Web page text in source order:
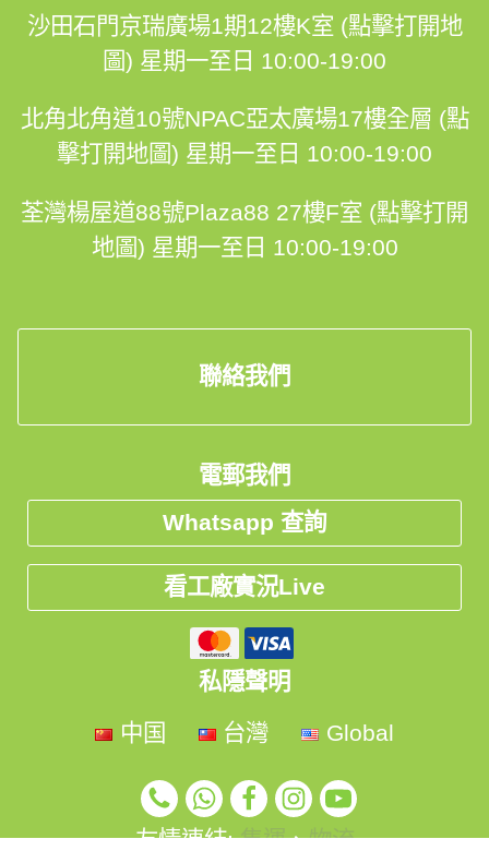
✅終身結構安全保用
✅99%客人比讚👍
✅1對1香港設計師跟進🤝
✅香港人自設廠房品質保證
✅$0 報價、度尺、設計、出3D設計圖
✅明碼實價，絕無隱藏報價⚡
# Chloe迷你梳妝台床頭櫃 #簡約 #迷你 #士正 #正方形
#多層收納 #訂造好傢俬為你屋企添意思
沙田石門京瑞廣場1期12樓K室 (點擊打開地
圖) 星期一至日 10:00-19:00
北角北角道10號NPAC亞太廣場17樓全層 (點
擊打開地圖) 星期一至日 10:00-19:00
荃灣楊屋道88號Plaza88 27樓F室 (點擊打開
地圖) 星期一至日 10:00-19:00
聯絡我們
電郵我們
Whatsapp 查詢
看工廠實況Live
私隱聲明
中国
台灣 Global
友情連結:集運、物流